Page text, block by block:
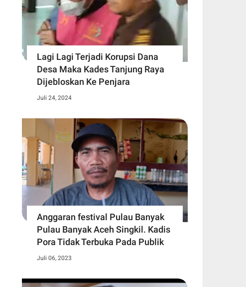
Lagi Lagi Terjadi Korupsi Dana
Desa Maka Kades Tanjung Raya
Dijebloskan Ke Penjara
Juli 24, 2024
Anggaran festival Pulau Banyak
Pulau Banyak Aceh Singkil. Kadis
Pora Tidak Terbuka Pada Publik
Juli 06, 2023